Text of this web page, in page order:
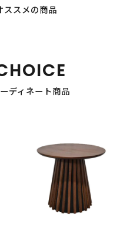
ススメの商品
ディネート商品